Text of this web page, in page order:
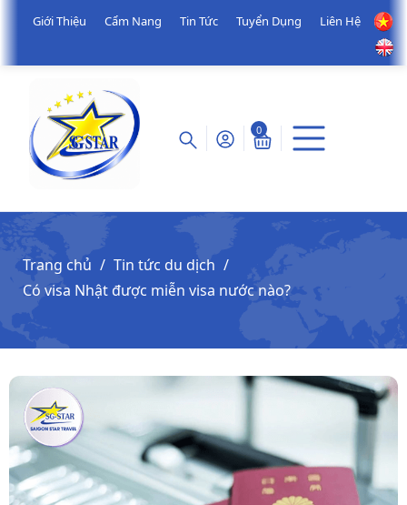
Giới Thiệu Cẩm Nang Tin Tức Tuyển Dụng Liên Hệ
0
Trang chủ
Tin tức du dịch
Có visa Nhật được miễn visa nước nào?